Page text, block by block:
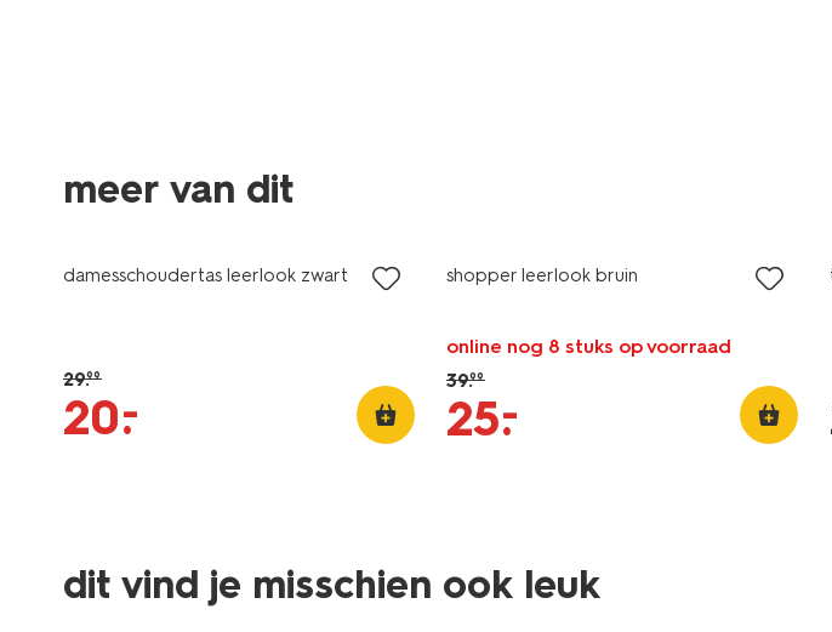
meer van dit
damesschoudertas leerlook zwart
29.99
20.
–
shopper leerlook bruin
online nog 8 stuks op voorraad
39.99
25.
–
dit vind je misschien ook leuk